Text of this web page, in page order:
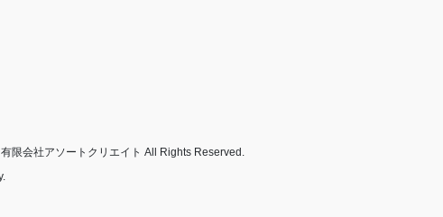
限会社アソートクリエイト All Rights Reserved.